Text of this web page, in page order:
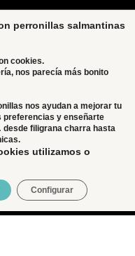
perronillas salmantinas
cookies.
nos parecía más bonito
nos ayudan a mejorar tu
y enseñarte
filigrana charra hasta
utilizamos o
Configurar